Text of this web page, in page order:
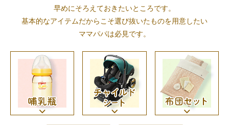
早めにそろえておきたいところです。
基本的なアイテムだからこそ選び抜いたものを用意したい
ママパパは必見です。